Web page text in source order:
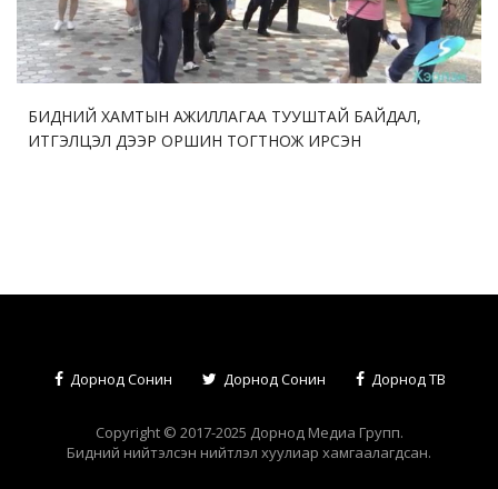
БИДНИЙ ХАМТЫН АЖИЛЛАГАА ТУУШТАЙ БАЙДАЛ,
ИТГЭЛЦЭЛ ДЭЭР ОРШИН ТОГТНОЖ ИРСЭН
Дорнод Сонин Дорнод Сонин Дорнод ТВ
Copyright © 2017-2025 Дорнод Медиа Групп.
Бидний нийтэлсэн нийтлэл хуулиар хамгаалагдсан.